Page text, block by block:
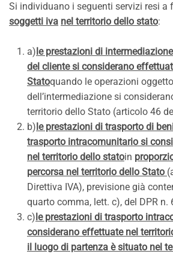
Si individuano i seguenti servizi resi a
soggetti iva nel territorio dello stato:
a)le prestazioni di
del cliente si considerano
Statoquando le operazioni oggetto
dell’intermediazione si
territorio dello Stato (articolo 46
b)le prestazioni di trasporto di
trasporto intracomunitario si
nel territorio dello statoin
percorsa nel territorio dello Stato
Direttiva IVA), previsione già
quarto comma, lett. c), del DPR n.
c)le prestazioni di trasporto
considerano effettuate nel
il luogo di partenza è situato nel